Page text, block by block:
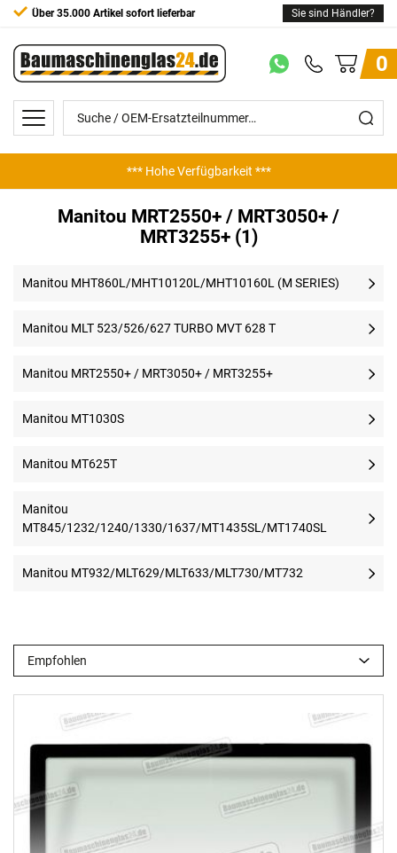
Über 35.000 Artikel sofort lieferbar Sie sind Händler?
0
*** Hohe Verfügbarkeit ***
Manitou MRT2550+ / MRT3050+ /
MRT3255+ (1)
Manitou MHT860L/MHT10120L/MHT10160L (M SERIES)
Manitou MLT 523/526/627 TURBO MVT 628 T
Manitou MT1030S
Manitou MT625T
Manitou
MT845/1232/1240/1330/1637/MT1435SL/MT1740SL
Manitou MT932/MLT629/MLT633/MLT730/MT732
Manitou MRT2550+ / MRT3050+ / MRT3255+